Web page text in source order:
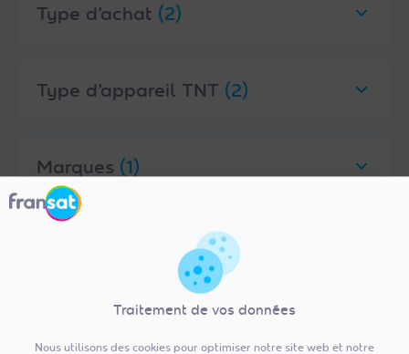
Traitement de vos données
Nous utilisons des cookies pour optimiser notre site web et notre
Type d’achat (2)
Type d’appareil TNT (2)
Marques (1)
(8)